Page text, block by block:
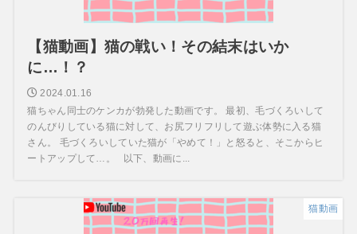
【猫動画】猫の戦い！その結末はいか
に…！？
2024.01.16
猫ちゃん同士のケンカが勃発した動画です。 最初、毛づくろいして
のんびりしている猫に対して、お尻フリフリして遊ぶ体勢に入る猫
さん。 毛づくろいしていた猫が「やめて！」と怒ると、そこからヒ
ートアップして…。 以下、動画に...
猫動画